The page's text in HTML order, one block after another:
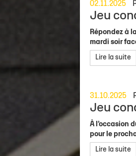
02.11.2025
Jeu
Répondez à
mardi soir
Lire la suite
31.10.2025
Jeu
À l’occasion
pour le
Lire la suite